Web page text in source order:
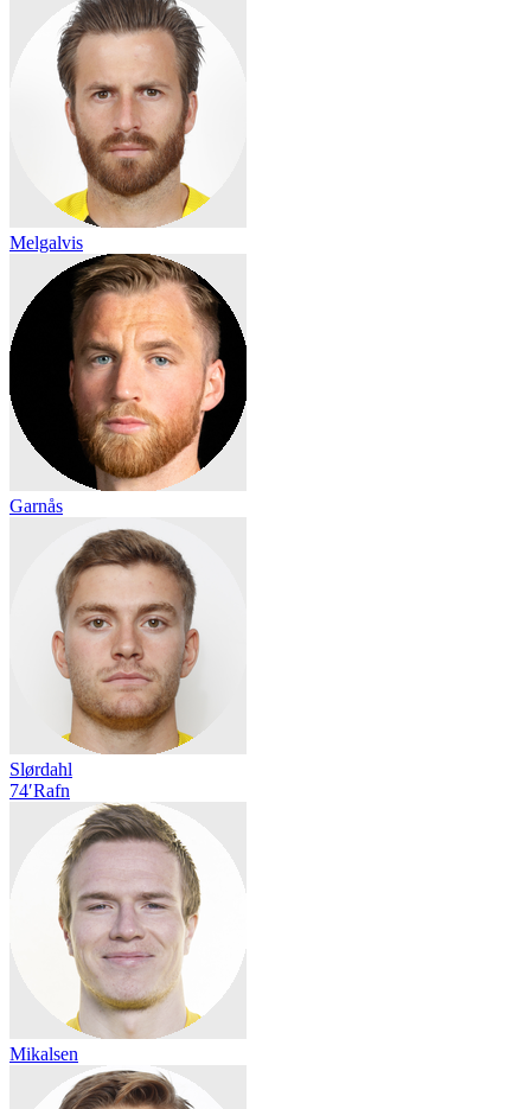
Melgalvis
Garnås
Slørdahl
74′Rafn
Mikalsen